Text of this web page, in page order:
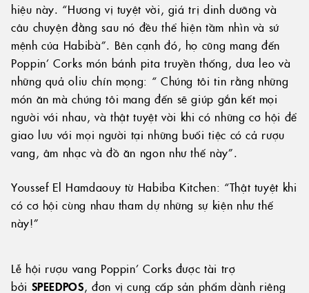
hiệu này. “Hương vị tuyệt vời, giá trị dinh dưỡng và
câu chuyện đằng sau nó đều thể hiện tầm nhìn và sứ
mệnh của Habibà”. Bên cạnh đó, họ cũng mang đến
Poppin’ Corks món bánh pita truyền thống, dưa leo và
những quả oliu chín mọng: “ Chúng tôi tin rằng những
món ăn mà chúng tôi mang đến sẽ giúp gắn kết mọi
người với nhau, và thật tuyệt vời khi có những cơ hội để
giao lưu với mọi người tại những buổi tiệc có cả rượu
vang, âm nhạc và đồ ăn ngon như thế này”.
Youssef El Hamdaouy từ Habiba Kitchen: “Thật tuyệt khi
có cơ hội cùng nhau tham dự những sự kiện như thế
này!”
Lễ hội rượu vang Poppin’ Corks được tài trợ
bởi SPEEDPOS, đơn vị cung cấp sản phẩm dành riêng